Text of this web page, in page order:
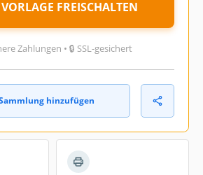
FREISCHALTEN
Zahlungen • 🔒 SSL-gesichert
hinzufügen